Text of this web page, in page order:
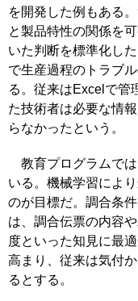
を開発した例もある
と製品特性の関係を
いた判断を標準化し
で生産過程のトラブ
る。従来はExcelで管
た技術者は必要な情
らなかったという。
教育プログラムでは
いる。機械学習によ
のが目標だ。調合条
は、調合伝票の内容
度といった知見に最
高まり、従来は気付
るとする。